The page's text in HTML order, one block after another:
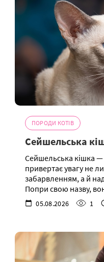
ПОРОДИ КОТІВ
Сейшельська
Сейшельська кішка —
привертає увагу не
забарвленням, а й
Попри свою назву,
05.08.2026 1